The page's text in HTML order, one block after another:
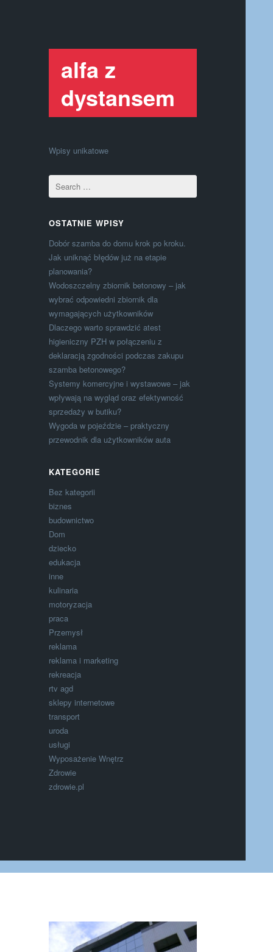
alfa z
dystansem
Wpisy unikatowe
OSTATNIE WPISY
Dobór szamba do domu krok po kroku.
Jak uniknąć błędów już na etapie
planowania?
Wodoszczelny zbiornik betonowy – jak
wybrać odpowiedni zbiornik dla
wymagających użytkowników
Dlaczego warto sprawdzić atest
higieniczny PZH w połączeniu z
deklaracją zgodności podczas zakupu
szamba betonowego?
Systemy komercyjne i wystawowe – jak
wpływają na wygląd oraz efektywność
sprzedaży w butiku?
Wygoda w pojeździe – praktyczny
przewodnik dla użytkowników auta
KATEGORIE
Bez kategorii
biznes
budownictwo
Dom
dziecko
edukacja
inne
kulinaria
motoryzacja
praca
Przemysł
reklama
reklama i marketing
rekreacja
rtv agd
sklepy internetowe
transport
uroda
usługi
Wyposażenie Wnętrz
Zdrowie
zdrowie.pl